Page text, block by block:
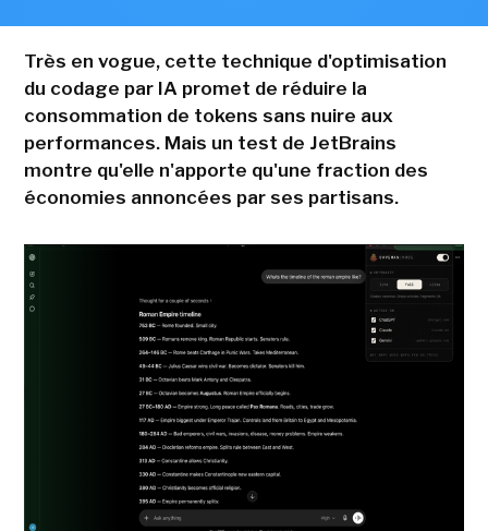
Très en vogue, cette technique d'optimisation
du codage par IA promet de réduire la
consommation de tokens sans nuire aux
performances. Mais un test de JetBrains
montre qu'elle n'apporte qu'une fraction des
économies annoncées par ses partisans.